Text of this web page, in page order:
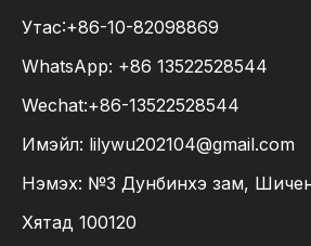
Утас:+86-10-82098869
WhatsApp: +86 13522528544
Wechat:+86-13522528544
Имэйл: lilywu202104@gmail.com
Нэмэх: №3 Дунбинхэ зам,
Хятад 100120